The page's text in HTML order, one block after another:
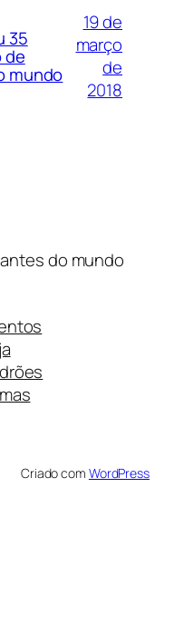
35
de
mundo
19 de
março
de
2018
do mundo
Criado com WordPress